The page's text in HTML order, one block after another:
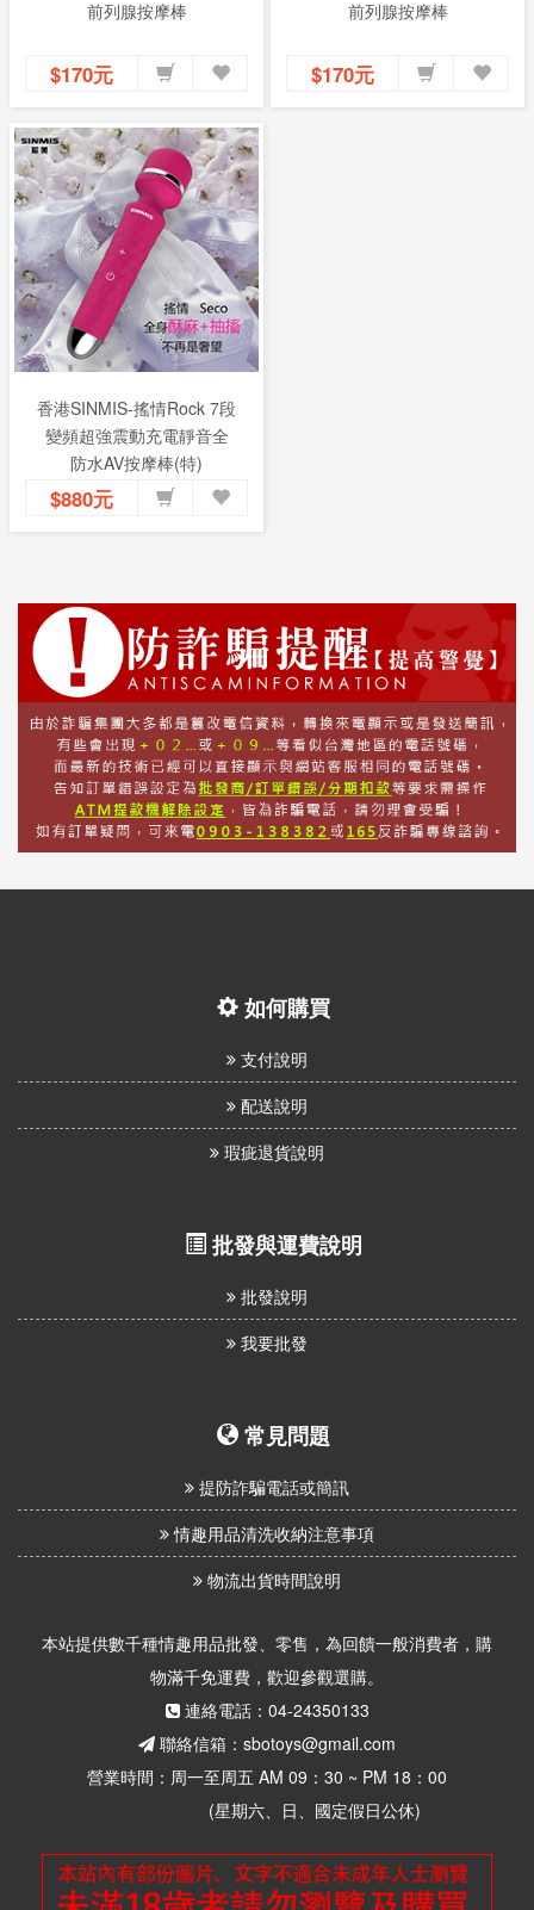
前列腺按摩棒
$170元
前列腺按摩棒
$170元
香港SINMIS-搖情Rock 7段
變頻超強震動充電靜音全
防水AV按摩棒(特)
$880元
如何購買
支付說明
配送說明
瑕疵退貨說明
批發與運費說明
批發說明
我要批發
常見問題
提防詐騙電話或簡訊
情趣用品清洗收納注意事項
物流出貨時間說明
本站提供數千種情趣用品批發、零售，為回饋一般消費者，購
物滿千免運費，歡迎參觀選購。
連絡電話：04-24350133
聯絡信箱：sbotoys@gmail.com
營業時間：周一至周五 AM 09：30 ~ PM 18：00
(星期六、日、國定假日公休)